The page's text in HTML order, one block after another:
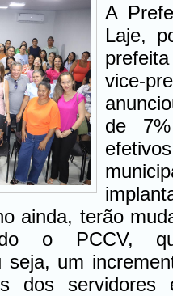
A
Laje,
vice-
de
ainda, terão
o PCCV,
seja, um
dos servidores